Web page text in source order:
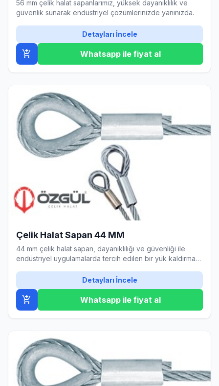
56 mm çelik halat sapanlarımız, yüksek dayanıklılık ve
güvenlik sunarak endüstriyel çözümlerinizde yanınızda.
Detayları İncele
add_shopping_cart Whatsapp ile fiyat al
Çelik Halat Sapan 44 MM
44 mm çelik halat sapan, dayanıklılığı ve güvenliği ile
endüstriyel uygulamalarda tercih edilen bir yük kaldırma
Detayları İncele
add_shopping_cart Whatsapp ile fiyat al